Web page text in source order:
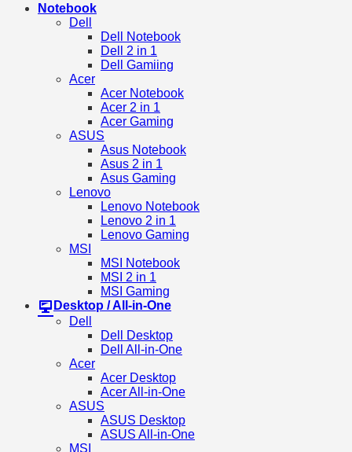
Notebook
Dell
Dell Notebook
Dell 2 in 1
Dell Gamiing
Acer
Acer Notebook
Acer 2 in 1
Acer Gaming
ASUS
Asus Notebook
Asus 2 in 1
Asus Gaming
Lenovo
Lenovo Notebook
Lenovo 2 in 1
Lenovo Gaming
MSI
MSI Notebook
MSI 2 in 1
MSI Gaming
Desktop / All-in-One
Dell
Dell Desktop
Dell All-in-One
Acer
Acer Desktop
Acer All-in-One
ASUS
ASUS Desktop
ASUS All-in-One
MSI